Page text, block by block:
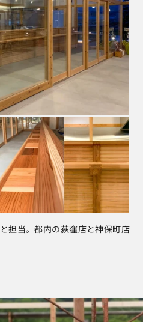
担当。都内の荻窪店と神保町店